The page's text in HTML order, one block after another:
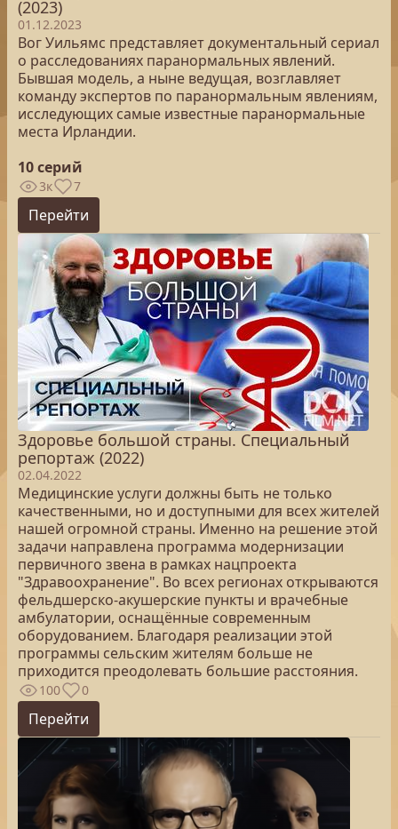
(2023)
01.12.2023
Вог Уильямс представляет документальный сериал
о расследованиях паранормальных явлений.
Бывшая модель, а ныне ведущая, возглавляет
команду экспертов по паранормальным явлениям,
исследующих самые известные паранормальные
места Ирландии.
10 серий
3к 7
Перейти
Здоровье большой страны. Специальный
репортаж (2022)
02.04.2022
Медицинские услуги должны быть не только
качественными, но и доступными для всех жителей
нашей огромной страны. Именно на решение этой
задачи направлена программа модернизации
первичного звена в рамках нацпроекта
"Здравоохранение". Во всех регионах открываются
фельдшерско-акушерские пункты и врачебные
амбулатории, оснащённые современным
оборудованием. Благодаря реализации этой
программы сельским жителям больше не
приходится преодолевать большие расстояния.
100 0
Перейти